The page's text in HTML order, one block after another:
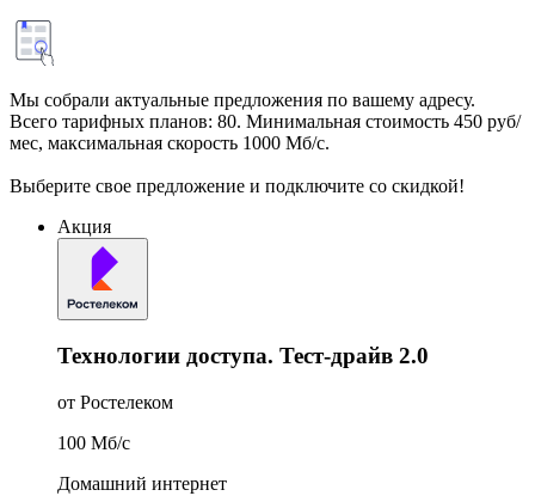
Мы собрали актуальные предложения по вашему адресу.
Всего тарифных планов: 80. Минимальная стоимость 450 руб/
мес, максимальная скорость 1000 Мб/с.
Выберите свое предложение и подключите со скидкой!
Акция
Технологии доступа. Тест-драйв 2.0
от Ростелеком
100 Мб/c
Домашний интернет